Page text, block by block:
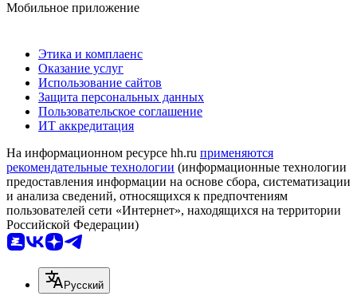
Мобильное приложение
Этика и комплаенс
Оказание услуг
Использование сайтов
Защита персональных данных
Пользовательское соглашение
ИТ аккредитация
На информационном ресурсе hh.ru применяются
рекомендательные технологии (информационные технологии
предоставления информации на основе сбора, систематизации
и анализа сведений, относящихся к предпочтениям
пользователей сети «Интернет», находящихся на территории
Российской Федерации)
Русский